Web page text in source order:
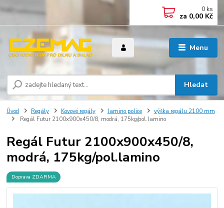
Menu
Hledat
0 ks
za 0,00 Kč
Úvod Regály Kovové regály lamino police
výška regálu 2100 mm
Regál Futur 2100x900x450/8, modrá, 175kg/pol.lamino
Regál Futur 2100x900x450/8,
modrá, 175kg/pol.lamino
Doprava ZDARMA